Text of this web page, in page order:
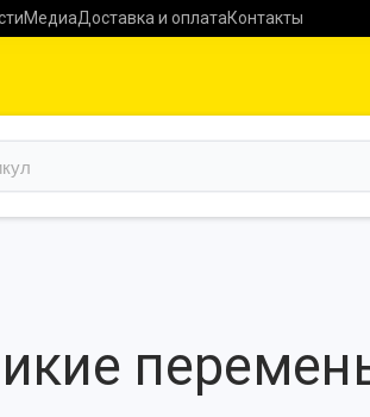
МедиаДоставка и оплатаКонтакты